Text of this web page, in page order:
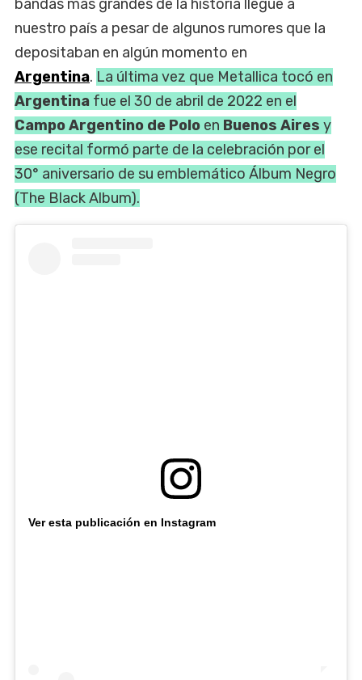
bandas más grandes de la historia llegue a
nuestro país a pesar de algunos rumores que la
depositaban en algún momento en
Argentina. La última vez que Metallica tocó en
Argentina fue el 30 de abril de 2022 en el
Campo Argentino de Polo en Buenos Aires y
ese recital formó parte de la celebración por el
30° aniversario de su emblemático Álbum Negro
(The Black Album).
Ver esta publicación en Instagram